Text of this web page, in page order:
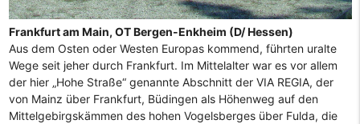
Frankfurt am Main, OT Bergen-Enkheim (D/ Hessen)
Aus dem Osten oder Westen Europas kommend, führten uralte
Wege seit jeher durch Frankfurt. Im Mittelalter war es vor allem
der hier „Hohe Straße“ genannte Abschnitt der VIA REGIA, der
von Mainz über Frankfurt, Büdingen als Höhenweg auf den
Mittelgebirgskämmen des hohen Vogelsberges über Fulda, die